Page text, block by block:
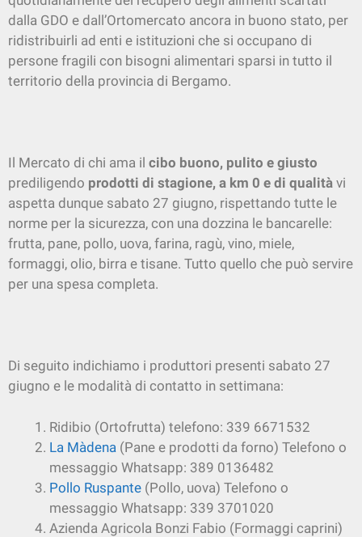
dalla GDO e dall’Ortomercato ancora in buono stato, per
ridistribuirli ad enti e istituzioni che si occupano di
persone fragili con bisogni alimentari sparsi in tutto il
territorio della provincia di Bergamo.
Il Mercato di chi ama il cibo buono, pulito e giusto
prediligendo prodotti di stagione, a km 0 e di qualità vi
aspetta dunque sabato 27 giugno, rispettando tutte le
norme per la sicurezza, con una dozzina le bancarelle:
frutta, pane, pollo, uova, farina, ragù, vino, miele,
formaggi, olio, birra e tisane. Tutto quello che può servire
per una spesa completa.
Di seguito indichiamo i produttori presenti sabato 27
giugno e le modalità di contatto in settimana:
Ridibio (Ortofrutta) telefono: 339 6671532
La Màdena (Pane e prodotti da forno) Telefono o
messaggio Whatsapp: 389 0136482
Pollo Ruspante (Pollo, uova) Telefono o
messaggio Whatsapp: 339 3701020
Azienda Agricola Bonzi Fabio (Formaggi caprini)